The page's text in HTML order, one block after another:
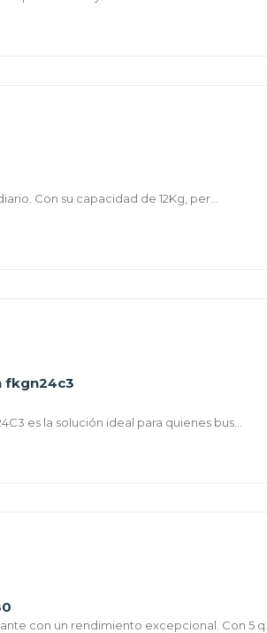
Con su capacidad de 12Kg, per...
fkgn24c3
es la solución ideal para quienes bus...
con un rendimiento excepcional. Con 5 q...